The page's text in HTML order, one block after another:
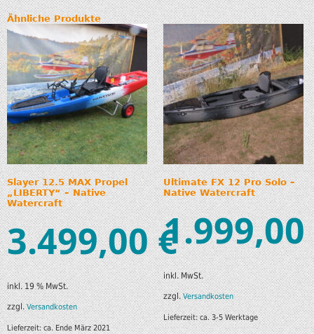
Ähnliche Produkte
Slayer 12.5 MAX Propel
„LIBERTY“ – Native
Watercraft
3.499,00€
inkl. 19 % MwSt.
zzgl.Versandkosten
Lieferzeit:ca. Ende März 2021
Ultimate FX 12 Pro Solo –
Native Watercraft
1.999,00
inkl. MwSt.
zzgl.Versandkosten
Lieferzeit:ca. 3-5 Werktage